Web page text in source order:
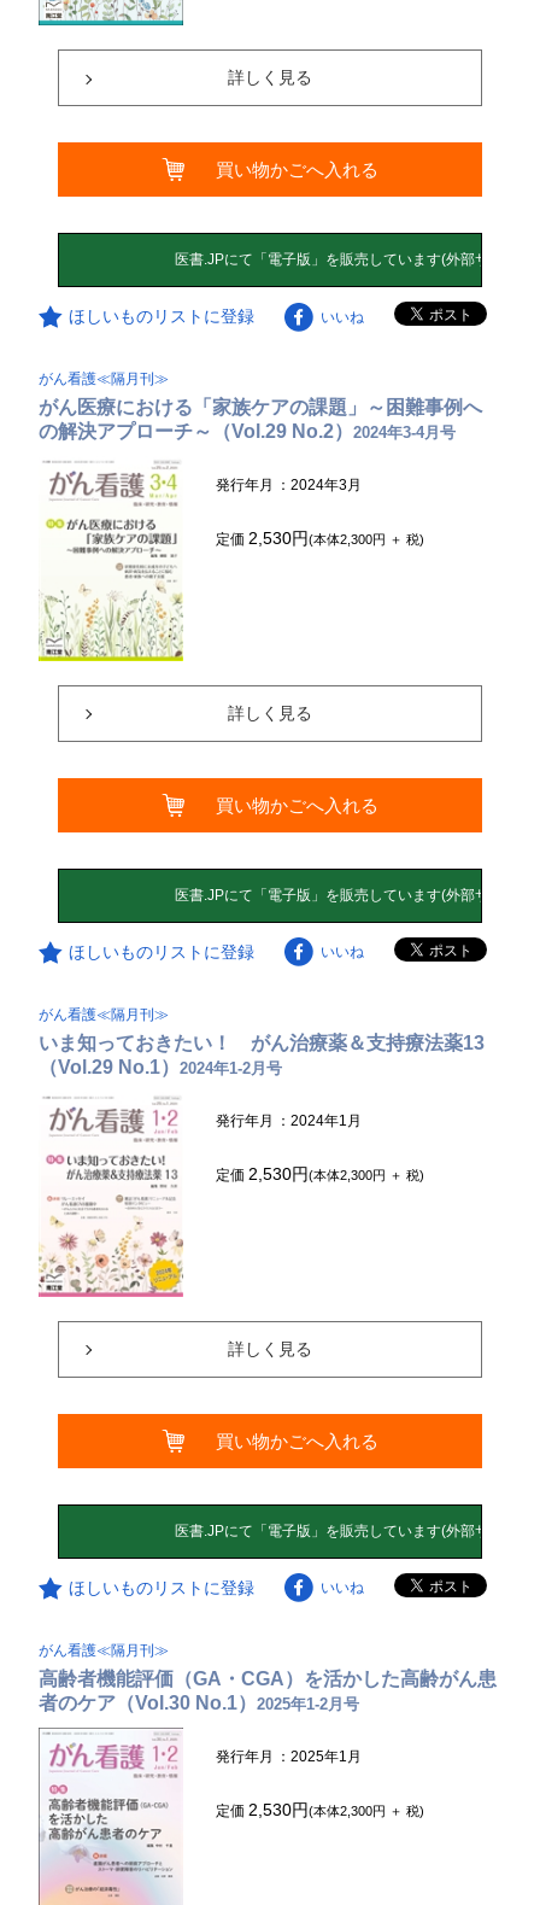
詳しく見る
買い物かごへ入れる
ほしいものリストに登録 いいね
がん看護≪隔月刊≫
がん医療における「家族ケアの課題」～困難事例へ
の解決アプローチ～（Vol.29 No.2）2024年3-4月号
発行年月 ：2024年3月
定価2,530円(本体2,300円 ＋ 税)
詳しく見る
買い物かごへ入れる
ほしいものリストに登録 いいね
がん看護≪隔月刊≫
いま知っておきたい！ がん治療薬＆支持療法薬13
（Vol.29 No.1）2024年1-2月号
発行年月 ：2024年1月
定価2,530円(本体2,300円 ＋ 税)
詳しく見る
買い物かごへ入れる
ほしいものリストに登録 いいね
がん看護≪隔月刊≫
高齢者機能評価（GA・CGA）を活かした高齢がん患
者のケア（Vol.30 No.1）2025年1-2月号
発行年月 ：2025年1月
定価2,530円(本体2,300円 ＋ 税)